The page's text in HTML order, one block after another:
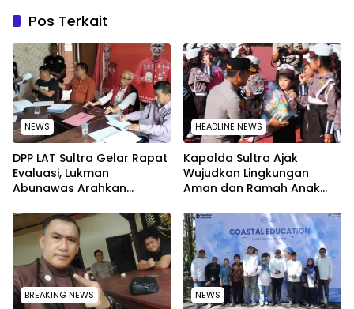
Pos Terkait
NEWS
‎DPP LAT Sultra Gelar Rapat
Evaluasi, Lukman
Abunawas Arahkan
Secara Rutin dan
Menyeluruh
HEADLINE NEWS
Kapolda Sultra Ajak
Wujudkan Lingkungan
Aman dan Ramah Anak
Nasional 2026
BREAKING NEWS NEWS